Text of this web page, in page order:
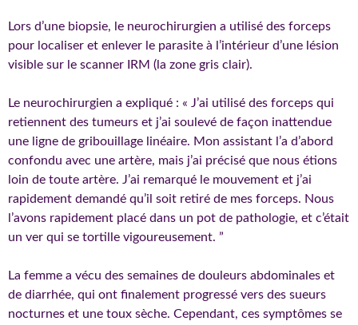
Lors d’une biopsie, le neurochirurgien a utilisé des forceps
pour localiser et enlever le parasite à l’intérieur d’une lésion
visible sur le scanner IRM (la zone gris clair).
Le neurochirurgien a expliqué : « J’ai utilisé des forceps qui
retiennent des tumeurs et j’ai soulevé de façon inattendue
une ligne de gribouillage linéaire. Mon assistant l’a d’abord
confondu avec une artère, mais j’ai précisé que nous étions
loin de toute artère. J’ai remarqué le mouvement et j’ai
rapidement demandé qu’il soit retiré de mes forceps. Nous
l’avons rapidement placé dans un pot de pathologie, et c’était
un ver qui se tortille vigoureusement. ”
La femme a vécu des semaines de douleurs abdominales et
de diarrhée, qui ont finalement progressé vers des sueurs
nocturnes et une toux sèche. Cependant, ces symptômes se